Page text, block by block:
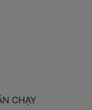
CHẠY